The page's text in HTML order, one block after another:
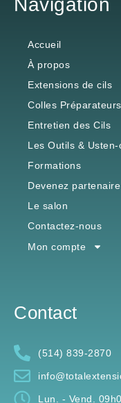
À propos
Extensions de cils
Colles
Entretien des Cils
Les Outils & Usten-
Formations
Devenez partenaire
Le salon
Contactez-nous
Mon compte
Lun. - Vend.